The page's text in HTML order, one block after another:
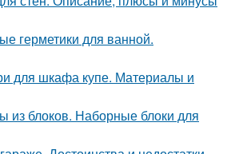
герметики для ванной.
для шкафа купе. Материалы и
из блоков. Наборные блоки для